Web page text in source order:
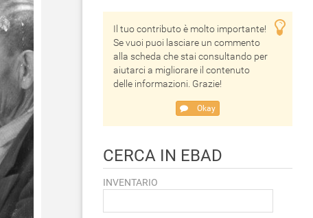
Il tuo contributo è molto importante!
Se vuoi puoi lasciare un commento
alla scheda che stai consultando per
aiutarci a migliorare il contenuto
delle informazioni. Grazie!
Okay
CERCA IN EBAD
INVENTARIO